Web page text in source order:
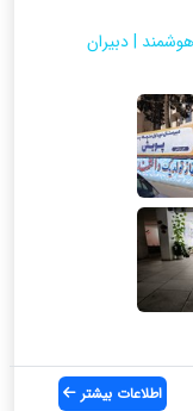
| دبیران
اطلاعات بیشتر